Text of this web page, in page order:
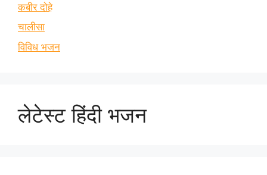
कबीर दोहे
चालीसा
विविध भजन
लेटेस्ट हिंदी भजन